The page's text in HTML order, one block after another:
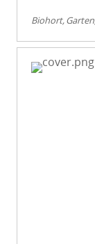
Biohort Garten